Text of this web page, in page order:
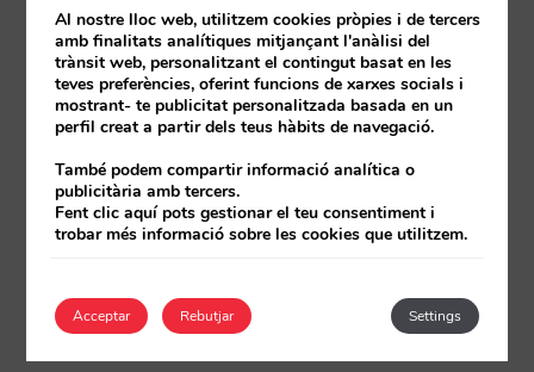
Al nostre lloc web, utilitzem cookies pròpies i de tercers
amb finalitats analítiques mitjançant l'anàlisi del
trànsit web, personalitzant el contingut basat en les
teves preferències, oferint funcions de xarxes socials i
mostrant- te publicitat personalitzada basada en un
perfil creat a partir dels teus hàbits de navegació.
També podem compartir informació analítica o
publicitària amb tercers.
Fent clic aquí pots gestionar el teu consentiment i
trobar més informació sobre les cookies que utilitzem.
Acceptar Settings
Rebutjar